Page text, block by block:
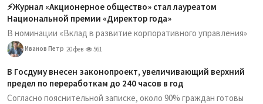
⚡️Журнал «Акционерное общество» стал лауреатом
Национальной премии «Директор года»
В номинации «Вклад в развитие корпоративного управления»
Иванов Петр 20 фев 561
В Госдуму внесен законопроект, увеличивающий верхний
предел по переработкам до 240 часов в год
Согласно пояснительной записке, около 90% граждан готовы